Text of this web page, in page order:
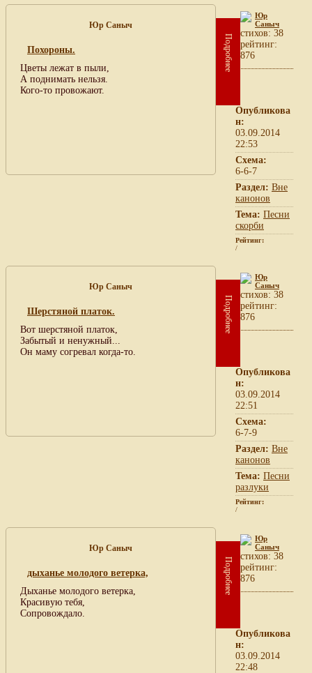
Юр Саныч
Похороны.
Цветы лежат в пыли,
А поднимать нельзя.
Кого-то провожают.
Подробнее
Юр
Саныч
cтихов: 38
рейтинг:
876
Опубликова
н:
03.09.2014
22:53
Схема:
6-6-7
Раздел: Вне
канонов
Тема: Песни
скорби
Рейтинг:
/
Юр Саныч
Шерстяной платок.
Вот шерстяной платок,
Забытый и ненужный...
Он маму согревал когда-то.
Подробнее
Юр
Саныч
cтихов: 38
рейтинг:
876
Опубликова
н:
03.09.2014
22:51
Схема:
6-7-9
Раздел: Вне
канонов
Тема: Песни
разлуки
Рейтинг:
/
Юр Саныч
дыханье молодого ветерка,
Дыханье молодого ветерка,
Красивую тебя,
Сопровождало.
Подробнее
Юр
Саныч
cтихов: 38
рейтинг:
876
Опубликова
н:
03.09.2014
22:48